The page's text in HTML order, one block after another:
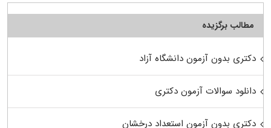
مطالب برگزیده
دکتری بدون آزمون دانشگاه آزاد
دانلود سوالات آزمون دکتری
دکتری بدون آزمون استعداد درخشان